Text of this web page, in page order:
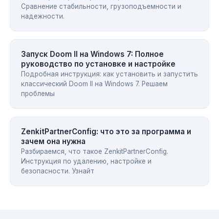
Сравнение стабильности, грузоподъемности и
надежности.
Запуск Doom II на Windows 7: Полное
руководство по установке и настройке
Подробная инструкция: как установить и запустить
классический Doom II на Windows 7. Решаем
проблемы
ZenkitPartnerConfig: что это за программа и
зачем она нужна
Разбираемся, что такое ZenkitPartnerConfig.
Инструкция по удалению, настройке и
безопасности. Узнайт